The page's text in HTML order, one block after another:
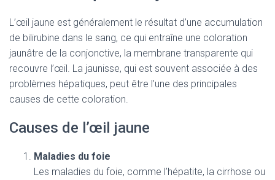
L’œil jaune est généralement le résultat d’une accumulation
de bilirubine dans le sang, ce qui entraîne une coloration
jaunâtre de la conjonctive, la membrane transparente qui
recouvre l’œil. La jaunisse, qui est souvent associée à des
problèmes hépatiques, peut être l’une des principales
causes de cette coloration.
Causes de l’œil jaune
Maladies du foie
Les maladies du foie, comme l’hépatite, la cirrhose ou